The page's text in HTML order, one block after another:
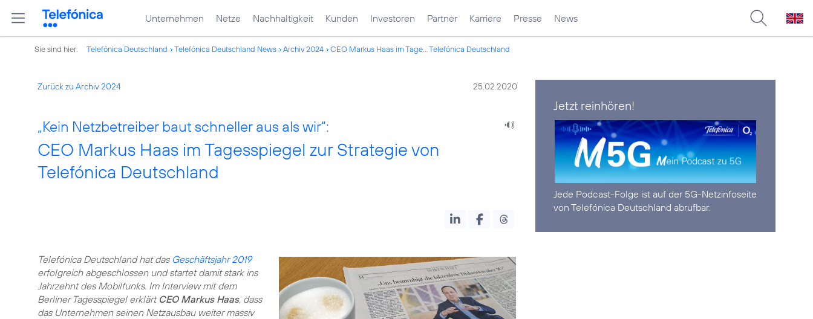
Unternehmen Netze Nachhaltigkeit Kunden Investoren Partner Karriere Presse News
Sie sind hier: Telefónica Deutschland Telefónica Deutschland News Archiv 2024 CEO Markus Haas im Tage... Telefónica Deutschland
Zurück zu Archiv 2024 25.02.2020
„Kein Netzbetreiber baut schneller aus als wir“:
CEO Markus Haas im Tagesspiegel zur Strategie von
Telefónica Deutschland
Telefónica Deutschland hat das Geschäftsjahr 2019
erfolgreich abgeschlossen und startet damit stark ins
Jahrzehnt des Mobilfunks. Im Interview mit dem
Berliner Tagesspiegel erklärt CEO Markus Haas, dass
das Unternehmen seinen Netzausbau weiter massiv
Jetzt reinhören!
Jede Podcast-Folge ist auf der 5G-Netzinfoseite
von Telefónica Deutschland abrufbar.